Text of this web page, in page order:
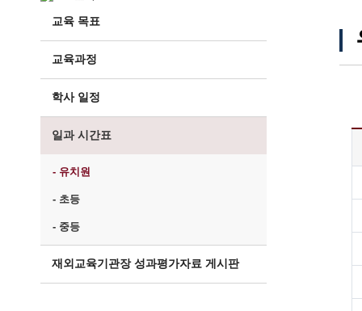
교육 목표
교육과정
학사 일정
일과 시간표
- 유치원
- 초등
- 중등
재외교육기관장 성과평가자료 게시판